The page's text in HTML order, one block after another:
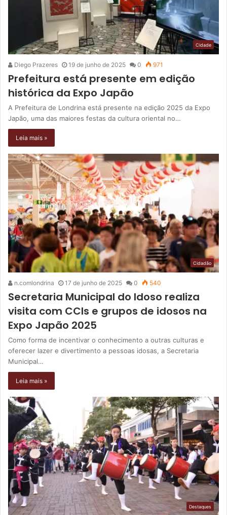
Cidade
Diego Prazeres 19 de junho de 2025 0 971
Prefeitura está presente em edição
histórica da Expo Japão
A Prefeitura de Londrina está presente na edição 2025 da Expo
Japão, uma das maiores festas da cultura oriental no…
Leia mais »
Cidadão
n.comlondrina 17 de junho de 2025 0 540
Secretaria Municipal do Idoso realiza
visita com CCIs e grupos de idosos na
Expo Japão 2025
Como forma de incentivar o conhecimento a outras culturas e
oferecer lazer e divertimento a pessoas idosas, a Secretaria
Municipal…
Leia mais »
Destaques